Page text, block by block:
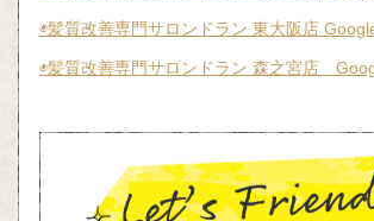
◉髪質改善専門サロンドラン 東大阪店
◉髪質改善専門サロンドラン 森之宮店